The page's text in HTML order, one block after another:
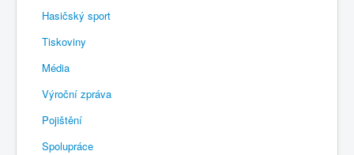
Hasičský sport
Tiskoviny
Média
Výroční zpráva
Pojištění
Spolupráce